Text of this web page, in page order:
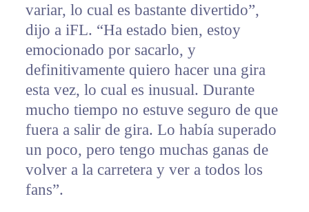
variar, lo cual es bastante divertido”,
dijo a iFL. “Ha estado bien, estoy
emocionado por sacarlo, y
definitivamente quiero hacer una gira
esta vez, lo cual es inusual. Durante
mucho tiempo no estuve seguro de que
fuera a salir de gira. Lo había superado
un poco, pero tengo muchas ganas de
volver a la carretera y ver a todos los
fans”.